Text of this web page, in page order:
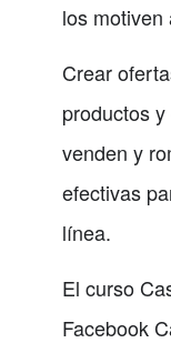
los motiven
Crear
productos
venden y
efectivas
línea.
El curso
Facebook